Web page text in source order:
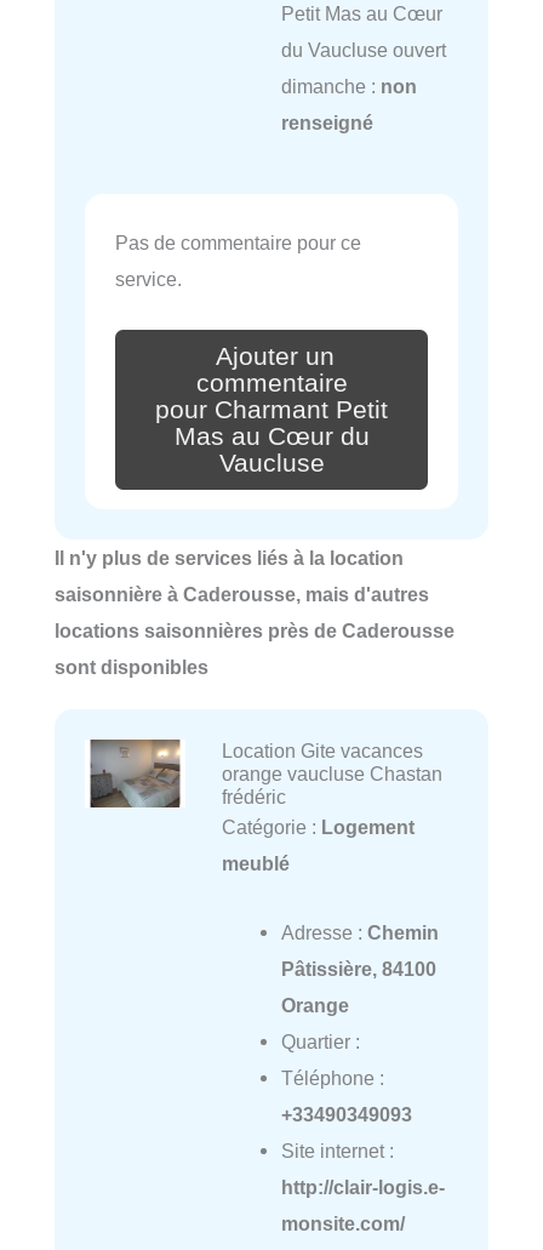
Petit Mas au Cœur
du Vaucluse ouvert
dimanche : non
renseigné
Pas de commentaire pour ce
service.
Ajouter un
commentaire
pour Charmant Petit
Mas au Cœur du
Vaucluse
Il n'y plus de services liés à la location
saisonnière à Caderousse, mais d'autres
locations saisonnières près de Caderousse
sont disponibles
Location Gite vacances
orange vaucluse Chastan
frédéric
Catégorie : Logement
meublé
Adresse : Chemin
Pâtissière, 84100
Orange
Quartier :
Téléphone :
+33490349093
Site internet :
http://clair-logis.e-
monsite.com/